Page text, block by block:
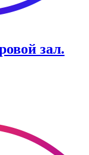
зал.